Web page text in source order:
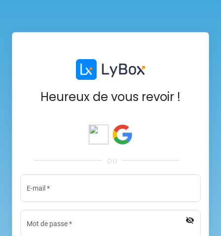
Heureux de vous revoir !
E-mail *
Mot de passe* visibility_off